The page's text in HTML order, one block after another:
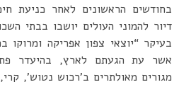
בחודשים הראשונים לאחר כניעת
דיור להמוני העולים יושבו בבתי
בעיקר “יוצאי צפון אפריקה
אשר עת הגעתם לארץ, בהיעדר
מגורים מאולתרים ב’רכוש נטוש’,